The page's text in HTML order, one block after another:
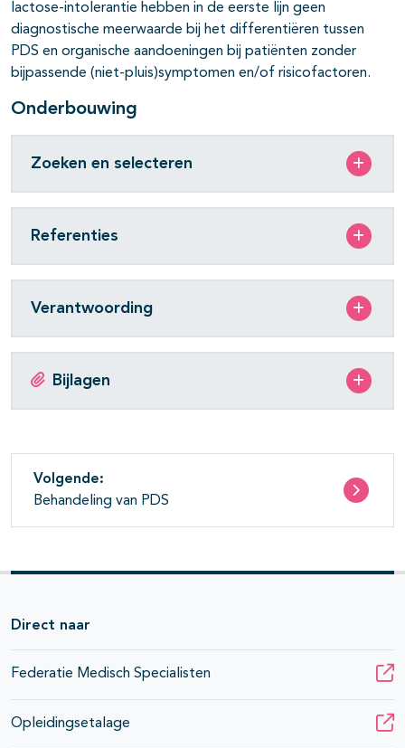
lactose-intolerantie hebben in de eerste lijn geen
diagnostische meerwaarde bij het differentiëren tussen
PDS en organische aandoeningen bij patiënten zonder
bijpassende (niet-pluis)symptomen en/of risicofactoren.
Onderbouwing
Zoeken en selecteren
Referenties
Verantwoording
Bijlagen
Volgende:
Behandeling van PDS
Direct naar
Federatie Medisch Specialisten
Opleidingsetalage